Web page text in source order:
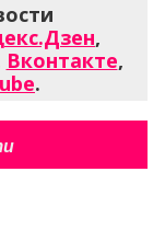
,
Вконтакте,
.